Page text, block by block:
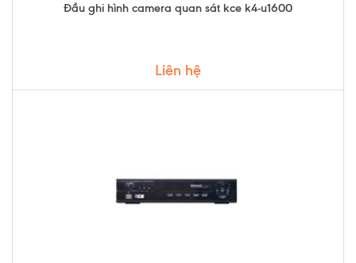
Đầu ghi hình camera quan sát kce k4-u1600
Liên hệ